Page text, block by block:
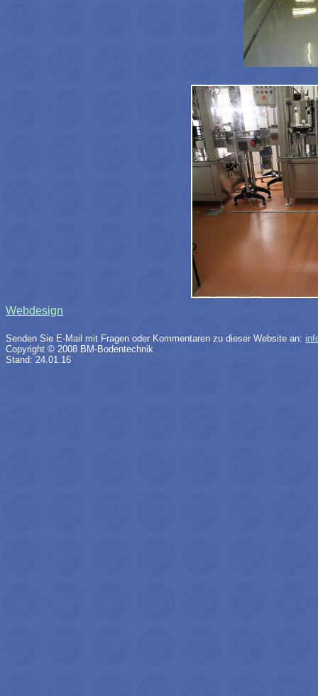
Webdesign
Senden Sie E-Mail mit Fragen oder Kommentaren zu dieser Website an:
Copyright © 2008 BM-Bodentechnik
Stand: 24.01.16